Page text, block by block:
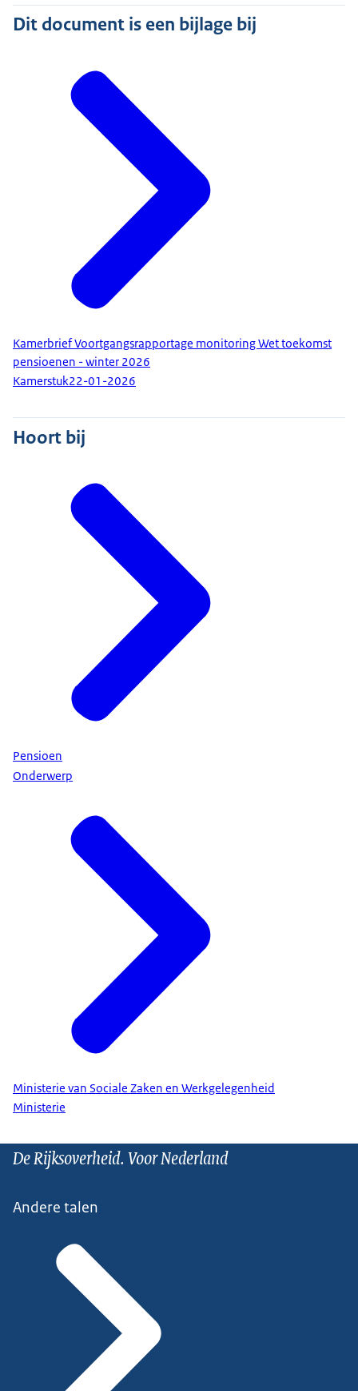
Dit document is een bijlage bij
Kamerbrief Voortgangsrapportage monitoring Wet toekomst
pensioenen - winter 2026
Kamerstuk22-01-2026
Hoort bij
Pensioen
Onderwerp
Ministerie van Sociale Zaken en Werkgelegenheid
Ministerie
De Rijksoverheid. Voor Nederland
Andere talen